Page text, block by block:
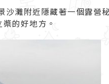
沙灘附近隱藏著一個露營
的好地方。